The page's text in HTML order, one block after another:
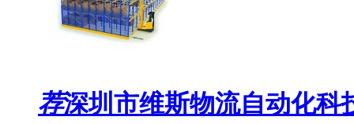
荐深圳市维斯物流自动化科